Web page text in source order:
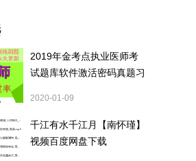
2019年金考点执业医师考
试题库软件激活密码真题习
2020-01-09
千江有水千江月【南怀瑾】
视频百度网盘下载